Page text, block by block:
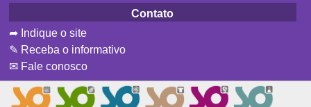
Contato
➦ Indique o site
✎ Receba o informativo
✉ Fale conosco